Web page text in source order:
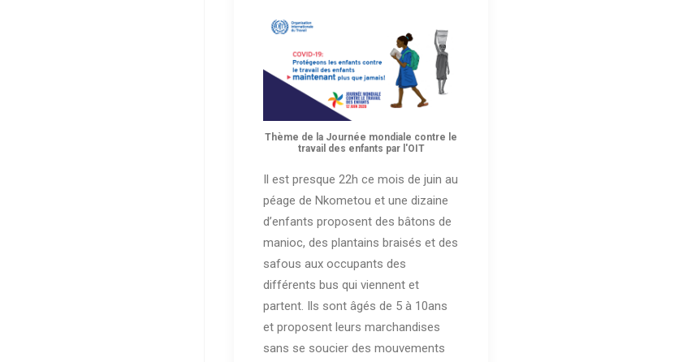
Thème de la Journée mondiale contre le
travail des enfants par l'OIT
Il est presque 22h ce mois de juin au
péage de Nkometou et une dizaine
d’enfants proposent des bâtons de
manioc, des plantains braisés et des
safous aux occupants des
différents bus qui viennent et
partent. Ils sont âgés de 5 à 10ans
et proposent leurs marchandises
sans se soucier des mouvements